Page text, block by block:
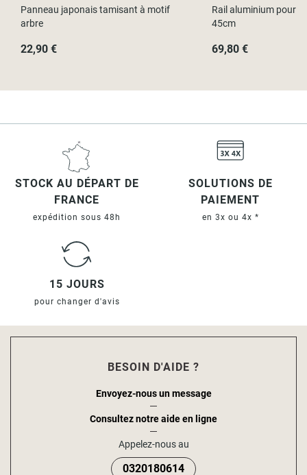
Panneau japonais tamisant à motif
arbre
22,90 €
Rail aluminium pour
45cm
69,80 €
STOCK AU DÉPART DE
FRANCE
expédition sous 48h
SOLUTIONS DE
PAIEMENT
en 3x ou 4x *
15 JOURS
pour changer d'avis
BESOIN D'AIDE ?
Envoyez-nous un message
Consultez notre aide en ligne
Appelez-nous au
0320180614